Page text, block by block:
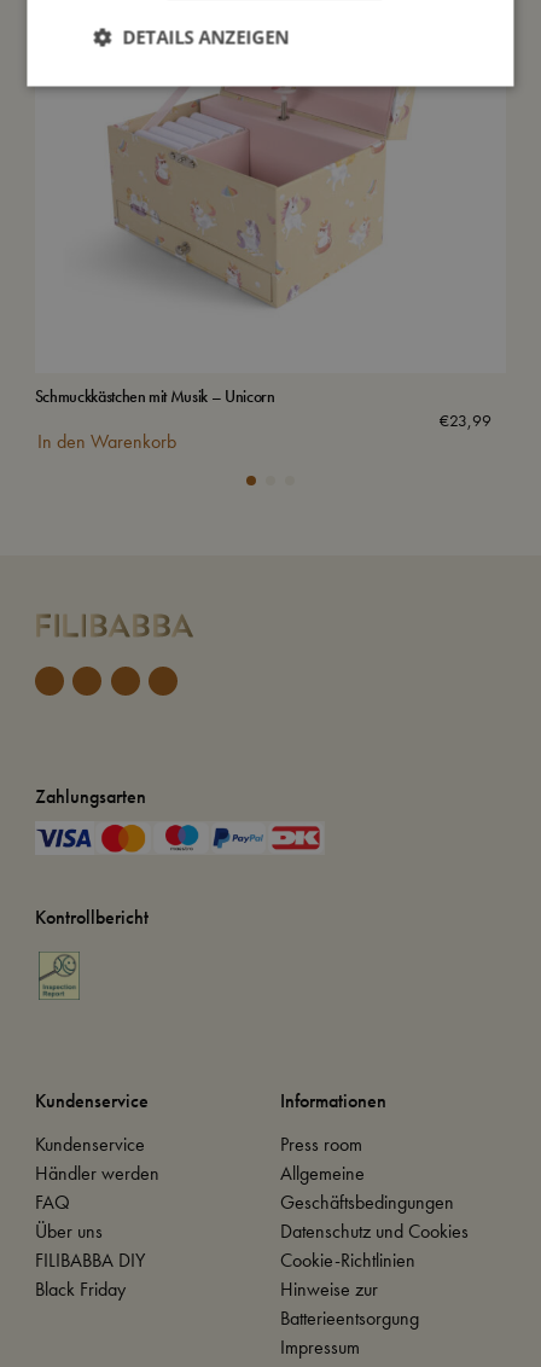
Schmuckkästchen mit Musik – Unicorn
€23,99
In den Warenkorb
Zahlungsarten
Kontrollbericht
Kundenservice
Kundenservice
Händler werden
FAQ
Über uns
FILIBABBA DIY
Black Friday
Informationen
Press room
Allgemeine
Geschäftsbedingungen
Datenschutz und Cookies
Cookie-Richtlinien
Hinweise zur
Batterieentsorgung
Impressum
DETAILS ANZEIGEN